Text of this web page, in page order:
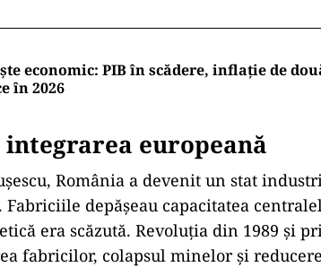
economic: PIB în scădere, inflație de
în 2026
europeană
România a devenit un stat
depășeau capacitatea
era scăzută. Revoluția din 1989 și
fabricilor, colapsul minelor și